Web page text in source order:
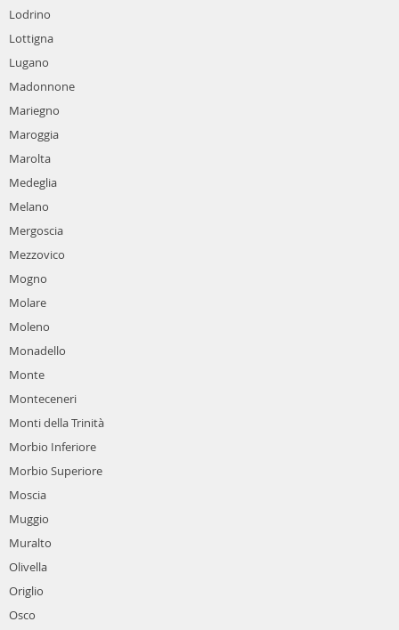
Lodrino
Lottigna
Lugano
Madonnone
Mariegno
Maroggia
Marolta
Medeglia
Melano
Mergoscia
Mezzovico
Mogno
Molare
Moleno
Monadello
Monte
Monteceneri
Monti della Trinità
Morbio Inferiore
Morbio Superiore
Moscia
Muggio
Muralto
Olivella
Origlio
Osco